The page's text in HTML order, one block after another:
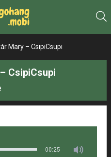
Mary – CsipiCsupi
CsipiCsupi
00:25